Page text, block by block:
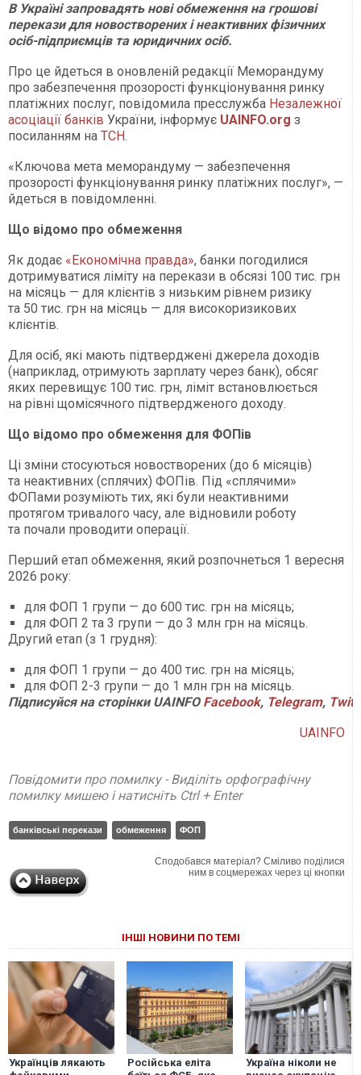
В Україні запровадять нові обмеження на грошові
перекази для новостворених і неактивних фізичних
осіб-підприємців та юридичних осіб.
Про це йдеться в оновленій редакції Меморандуму
про забезпечення прозорості функціонування ринку
платіжних послуг, повідомила пресслужба Незалежної
асоціації банків України, інформує UAINFO.org з
посиланням на ТСН.
«Ключова мета меморандуму — забезпечення
прозорості функціонування ринку платіжних послуг», —
йдеться в повідомленні.
Що відомо про обмеження
Як додає «Економічна правда», банки погодилися
дотримуватися ліміту на перекази в обсязі 100 тис. грн
на місяць — для клієнтів з низьким рівнем ризику
та 50 тис. грн на місяць — для високоризикових
клієнтів.
Для осіб, які мають підтверджені джерела доходів
(наприклад, отримують зарплату через банк), обсяг
яких перевищує 100 тис. грн, ліміт встановлюється
на рівні щомісячного підтвердженого доходу.
Що відомо про обмеження для ФОПів
Ці зміни стосуються новостворених (до 6 місяців)
та неактивних (сплячих) ФОПів. Під «сплячими»
ФОПами розуміють тих, які були неактивними
протягом тривалого часу, але відновили роботу
та почали проводити операції.
Перший етап обмеження, який розпочнеться 1 вересня
2026 року:
для ФОП 1 групи — до 600 тис. грн на місяць;
для ФОП 2 та 3 групи — до 3 млн грн на місяць.
Другий етап (з 1 грудня):
для ФОП 1 групи — до 400 тис. грн на місяць;
для ФОП 2-3 групи — до 1 млн грн на місяць.
Підписуйся на сторінки UAINFO Facebook, Telegram,
UAINFO
Повідомити про помилку - Виділіть орфографічну
помилку мишею і натисніть Ctrl + Enter
банківські перекази обмеження ФОП
Сподобався матеріал? Сміливо поділися
ним в соцмережах через ці кнопки
ІНШІ НОВИНИ ПО ТЕМІ
Українців лякають
Російська еліта
Україна ніколи не